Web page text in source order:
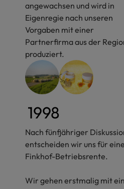
angewachsen und wird in
Eigenregie nach unseren
Vorgaben mit einer
Partnerfirma aus der
produziert.
1998
Nach fünfjähriger
entscheiden wir uns für eine
Finkhof-Betriebsrente.
Wir gehen erstmalig mit